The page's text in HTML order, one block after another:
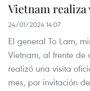
Vietnam
24/01/2024 14:07
El general To Lam,
Vietnam, al frente
realizó una visita
mes, por invitación